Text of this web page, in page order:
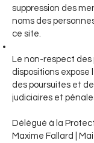
suppression des
noms des
ce site.
Le non-respect
dispositions
des poursuites et
judiciaires et
Délégué à la
Maxime Fallard |